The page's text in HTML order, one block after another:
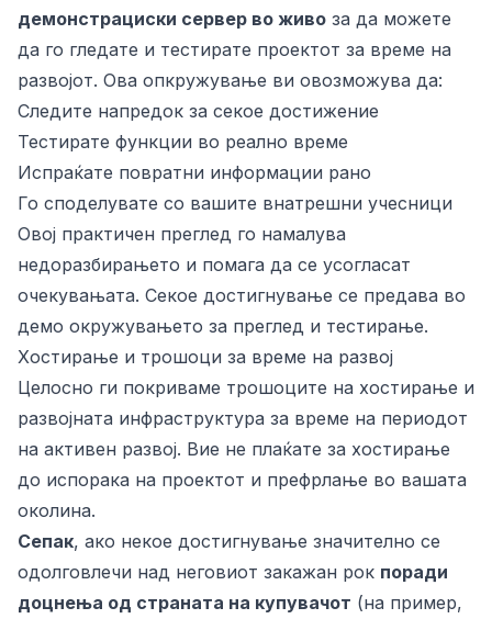
демонстрациски сервер во живо за да можете
да го гледате и тестирате проектот за време на
развојот. Ова опкружување ви овозможува да:
Следите напредок за секое достижение
Тестирате функции во реално време
Испраќате повратни информации рано
Го споделувате со вашите внатрешни учесници
Овој практичен преглед го намалува
недоразбирањето и помага да се усогласат
очекувањата. Секое достигнување се предава во
демо окружувањето за преглед и тестирање.
Хостирање и трошоци за време на развој
Целосно ги покриваме трошоците на хостирање и
развојната инфраструктура за време на периодот
на активен развој. Вие не плаќате за хостирање
до испорака на проектот и префрлање во вашата
околина.
Сепак, ако некое достигнување значително се
одолговлечи над неговиот закажан рок поради
доцнења од страната на купувачот (на пример,